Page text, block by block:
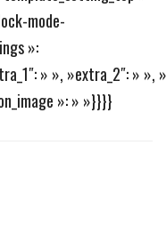
mode-
»:
» », »extra_2″: » »,
»: » »}}}}